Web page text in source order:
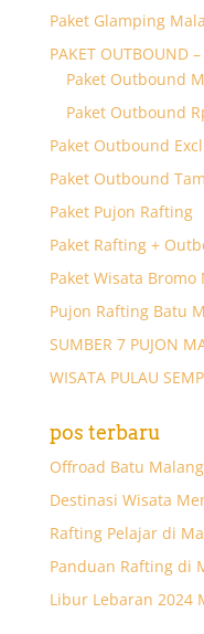
Paket Glamping
PAKET OUTBOUND
Paket Outbound
Paket Outbound
Paket Outbound
Paket Outbound
Paket Pujon Rafting
Paket Rafting +
Paket Wisata Bromo
Pujon Rafting Batu
SUMBER 7 PUJON
WISATA PULAU
pos terbaru
Offroad Batu
Destinasi Wisata
Rafting Pelajar di
Panduan Rafting di
Libur Lebaran 2024